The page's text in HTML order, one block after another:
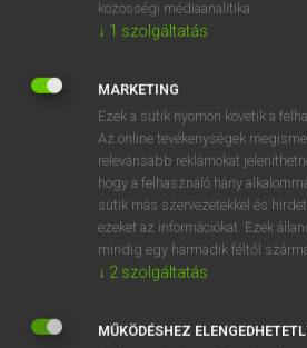
OOOOPS!
SZOTAR.NET
MICROSOFT OFFICE
BEÉPÜLŐ
ONLINE
EGYÉNI
közösségi médiaanalitika.
↓ 1 szolgáltatás
MARKETING
Ezek a sütik nyomon követik a
Az online tevékenységek
relevánsabb reklámokat
hogy a felhasználó hány
sütik más szervezetekkel és
ezeket az információkat. Ezek
mindig egy harmadik féltől
↓ 2 szolgáltatás
MŰKÖDÉSHEZ